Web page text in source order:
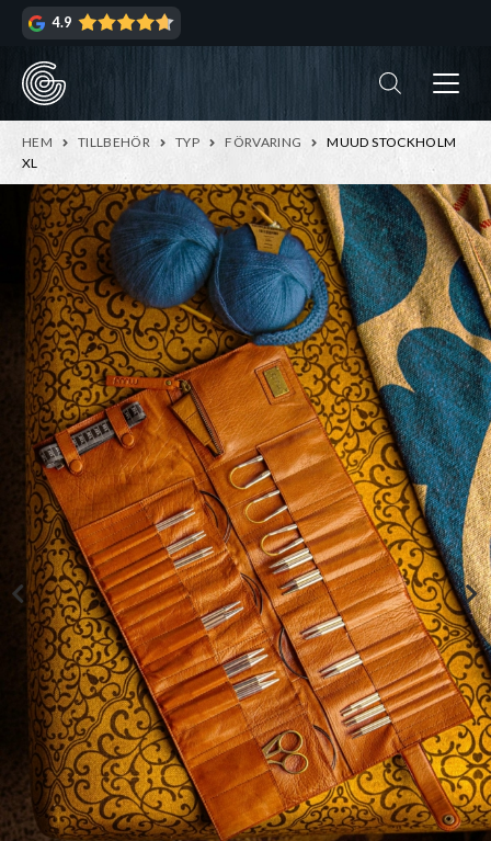
Hoppa
navigering
Hoppa
innehåll
4.9
HEM TILLBEHÖR TYP FÖRVARING
MUUD STOCKHOLM
XL